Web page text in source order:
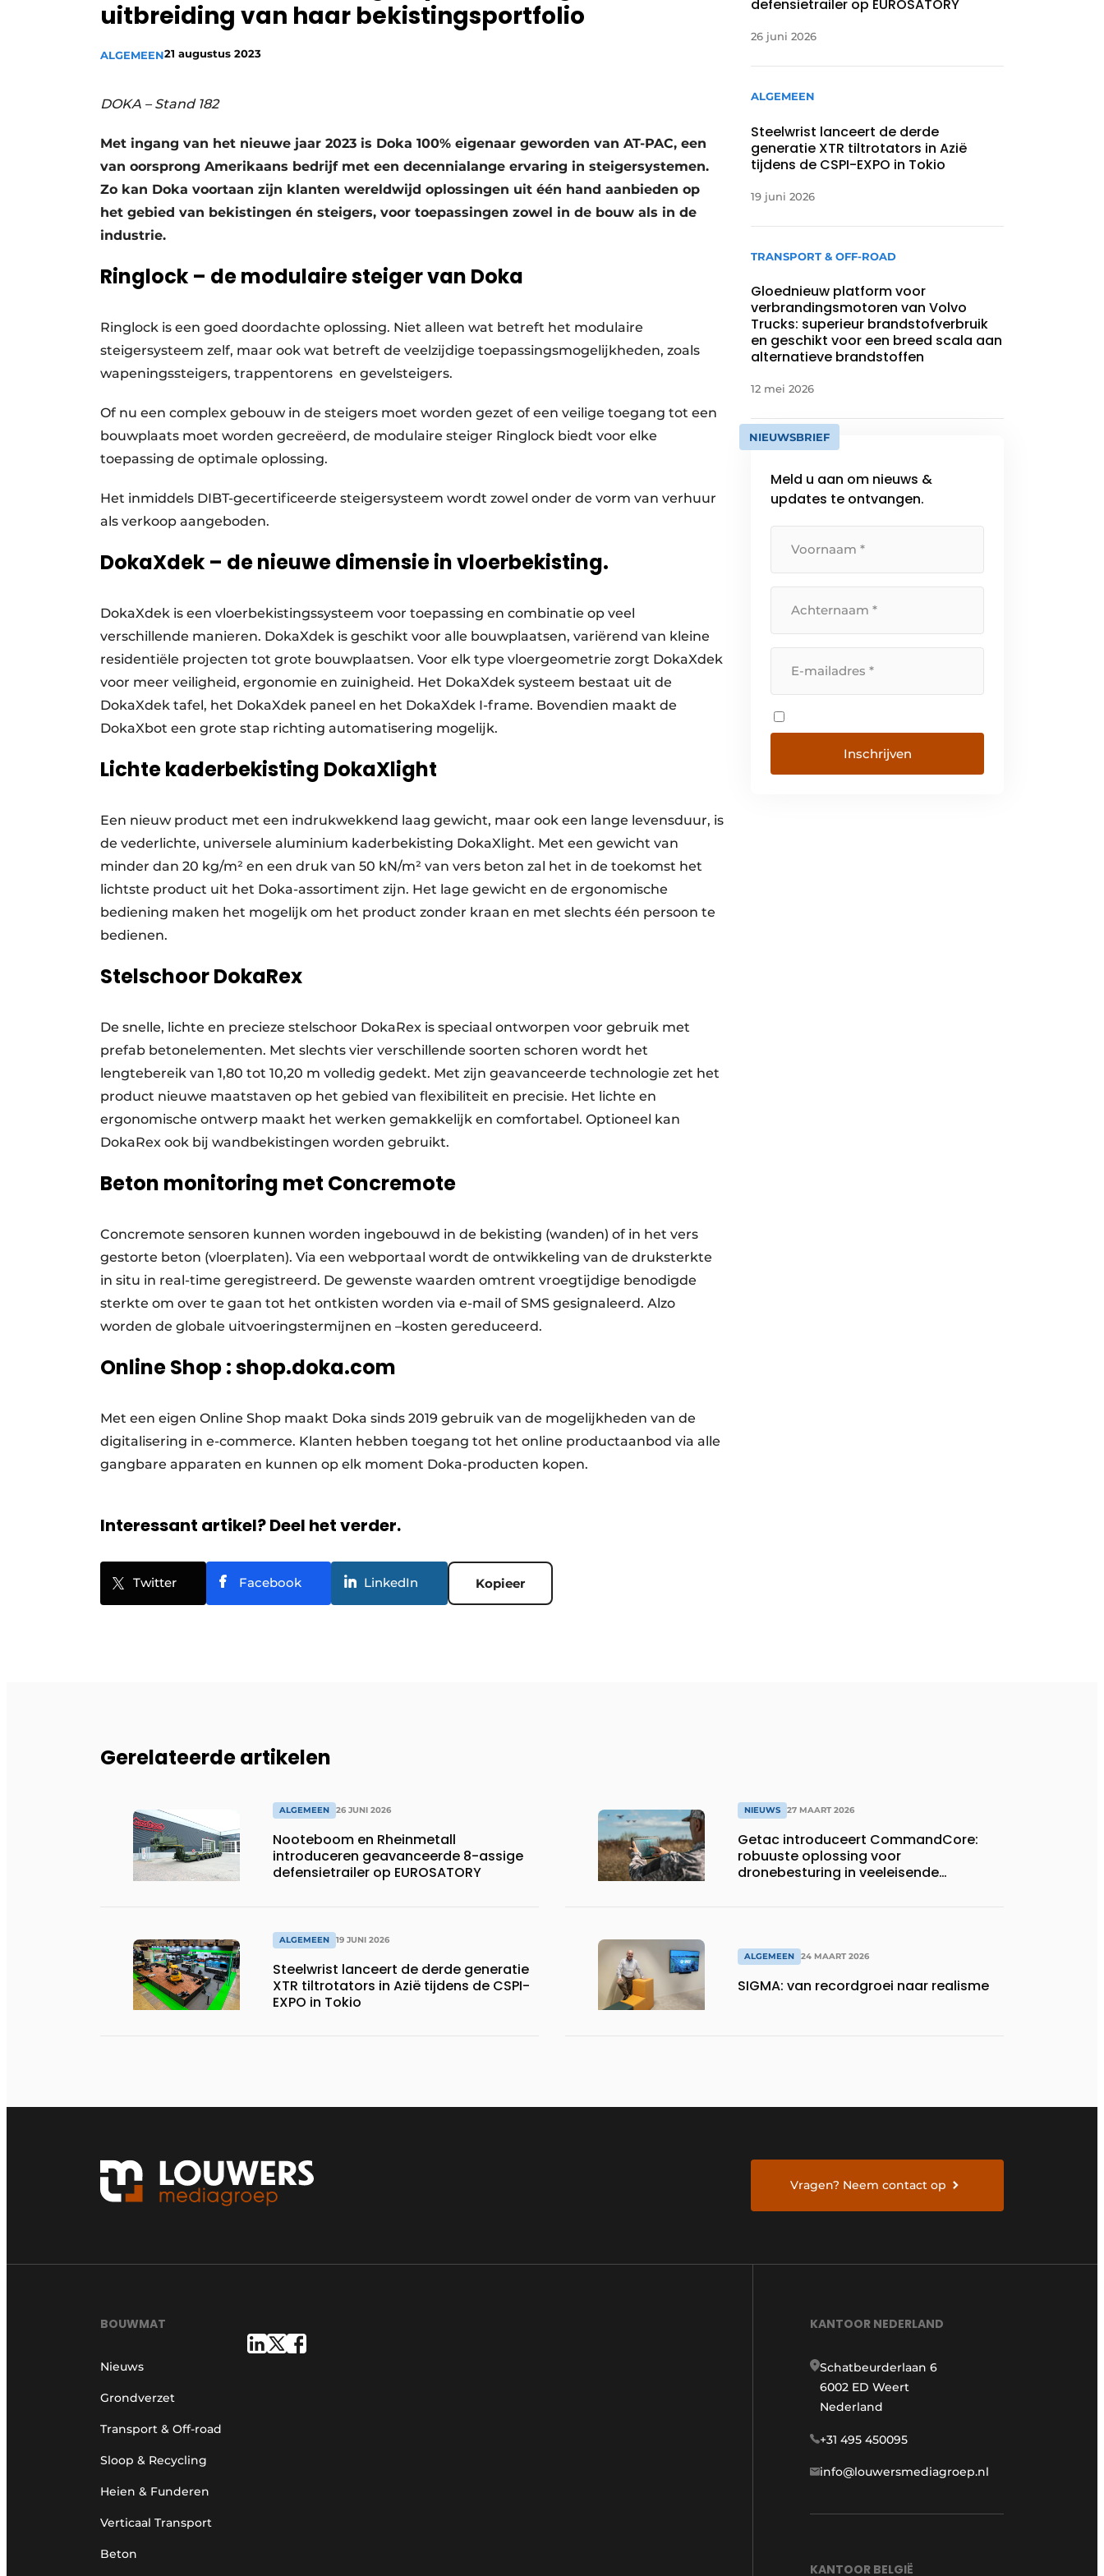
Vacature aanmelden
Vacatures
uitbreiding van haar bekistingsportfolio
ALGEMEEN21 augustus 2023
DOKA – Stand 182
Met ingang van het nieuwe jaar 2023 is Doka 100% eigenaar geworden van AT-PAC, een
van oorsprong Amerikaans bedrijf met een decennialange ervaring in steigersystemen.
Zo kan Doka voortaan zijn klanten wereldwijd oplossingen uit één hand aanbieden op
het gebied van bekistingen én steigers, voor toepassingen zowel in de bouw als in de
industrie.
Ringlock – de modulaire steiger van Doka
Ringlock is een goed doordachte oplossing. Niet alleen wat betreft het modulaire
steigersysteem zelf, maar ook wat betreft de veelzijdige toepassingsmogelijkheden, zoals
wapeningssteigers, trappentorens en gevelsteigers.
Of nu een complex gebouw in de steigers moet worden gezet of een veilige toegang tot een
bouwplaats moet worden gecreëerd, de modulaire steiger Ringlock biedt voor elke
toepassing de optimale oplossing.
Het inmiddels DIBT-gecertificeerde steigersysteem wordt zowel onder de vorm van verhuur
als verkoop aangeboden.
DokaXdek – de nieuwe dimensie in vloerbekisting.
DokaXdek is een vloerbekistingssysteem voor toepassing en combinatie op veel
verschillende manieren. DokaXdek is geschikt voor alle bouwplaatsen, variërend van kleine
residentiële projecten tot grote bouwplaatsen. Voor elk type vloergeometrie zorgt DokaXdek
voor meer veiligheid, ergonomie en zuinigheid. Het DokaXdek systeem bestaat uit de
DokaXdek tafel, het DokaXdek paneel en het DokaXdek I-frame. Bovendien maakt de
DokaXbot een grote stap richting automatisering mogelijk.
Lichte kaderbekisting DokaXlight
Een nieuw product met een indrukwekkend laag gewicht, maar ook een lange levensduur, is
de vederlichte, universele aluminium kaderbekisting DokaXlight. Met een gewicht van
minder dan 20 kg/m² en een druk van 50 kN/m² van vers beton zal het in de toekomst het
lichtste product uit het Doka-assortiment zijn. Het lage gewicht en de ergonomische
bediening maken het mogelijk om het product zonder kraan en met slechts één persoon te
bedienen.
Stelschoor DokaRex
De snelle, lichte en precieze stelschoor DokaRex is speciaal ontworpen voor gebruik met
prefab betonelementen. Met slechts vier verschillende soorten schoren wordt het
lengtebereik van 1,80 tot 10,20 m volledig gedekt. Met zijn geavanceerde technologie zet het
product nieuwe maatstaven op het gebied van flexibiliteit en precisie. Het lichte en
ergonomische ontwerp maakt het werken gemakkelijk en comfortabel. Optioneel kan
DokaRex ook bij wandbekistingen worden gebruikt.
Beton monitoring met Concremote
Concremote sensoren kunnen worden ingebouwd in de bekisting (wanden) of in het vers
gestorte beton (vloerplaten). Via een webportaal wordt de ontwikkeling van de druksterkte
in situ in real-time geregistreerd. De gewenste waarden omtrent vroegtijdige benodigde
sterkte om over te gaan tot het ontkisten worden via e-mail of SMS gesignaleerd. Alzo
worden de globale uitvoeringstermijnen en –kosten gereduceerd.
Online Shop : shop.doka.com
Met een eigen Online Shop maakt Doka sinds 2019 gebruik van de mogelijkheden van de
digitalisering in e-commerce. Klanten hebben toegang tot het online productaanbod via alle
gangbare apparaten en kunnen op elk moment Doka-producten kopen. ​
Interessant artikel? Deel het verder.
Twitter Facebook LinkedIn Kopieer
defensietrailer op EUROSATORY
26 juni 2026
ALGEMEEN
Steelwrist lanceert de derde
generatie XTR tiltrotators in Azië
tijdens de CSPI-EXPO in Tokio
19 juni 2026
TRANSPORT & OFF-ROAD
Gloednieuw platform voor
verbrandingsmotoren van Volvo
Trucks: superieur brandstofverbruik
en geschikt voor een breed scala aan
alternatieve brandstoffen
12 mei 2026
NIEUWSBRIEF
Meld u aan om nieuws &
updates te ontvangen.
Gerelateerde artikelen
ALGEMEEN 26 JUNI 2026
Nooteboom en Rheinmetall
introduceren geavanceerde 8-assige
defensietrailer op EUROSATORY
ALGEMEEN 19 JUNI 2026
Steelwrist lanceert de derde generatie
XTR tiltrotators in Azië tijdens de CSPI-
EXPO in Tokio
NIEUWS 27 MAART 2026
Getac introduceert CommandCore:
robuuste oplossing voor
dronebesturing in veeleisende
ALGEMEEN 24 MAART 2026
SIGMA: van recordgroei naar realisme
Vragen? Neem contact op
BOUWMAT
Nieuws
Grondverzet
Transport & Off-road
Sloop & Recycling
Heien & Funderen
Verticaal Transport
Beton
KANTOOR NEDERLAND
Schatbeurderlaan 6
6002 ED Weert
Nederland
+31 495 450095
info@louwersmediagroep.nl
KANTOOR BELGIË